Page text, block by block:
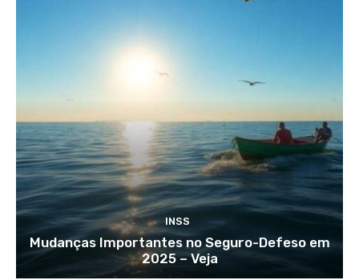
INSS
Mudanças Importantes no Seguro-Defeso em
2025 – Veja